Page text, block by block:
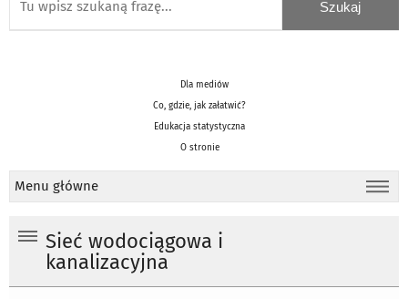
Dla mediów
Co, gdzie, jak załatwić?
Edukacja statystyczna
O stronie
Menu główne
Sieć wodociągowa i
kanalizacyjna